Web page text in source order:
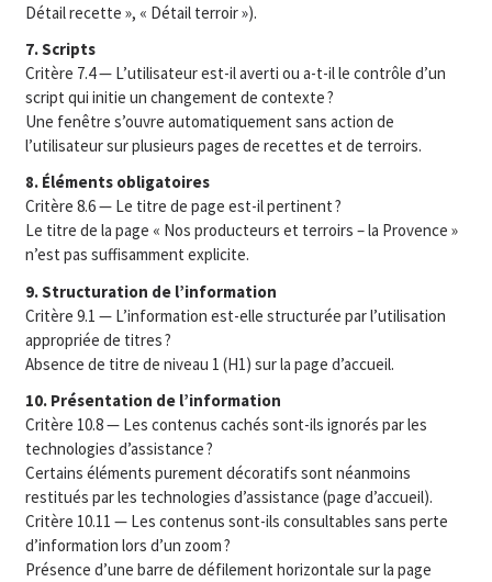
Détail recette », « Détail terroir »).
7. Scripts
Critère 7.4 — L’utilisateur est-il averti ou a-t-il le contrôle d’un
script qui initie un changement de contexte ?
Une fenêtre s’ouvre automatiquement sans action de
l’utilisateur sur plusieurs pages de recettes et de terroirs.
8. Éléments obligatoires
Critère 8.6 — Le titre de page est-il pertinent ?
Le titre de la page « Nos producteurs et terroirs – la Provence »
n’est pas suffisamment explicite.
9. Structuration de l’information
Critère 9.1 — L’information est-elle structurée par l’utilisation
appropriée de titres ?
Absence de titre de niveau 1 (H1) sur la page d’accueil.
10. Présentation de l’information
Critère 10.8 — Les contenus cachés sont-ils ignorés par les
technologies d’assistance ?
Certains éléments purement décoratifs sont néanmoins
restitués par les technologies d’assistance (page d’accueil).
Critère 10.11 — Les contenus sont-ils consultables sans perte
d’information lors d’un zoom ?
Présence d’une barre de défilement horizontale sur la page